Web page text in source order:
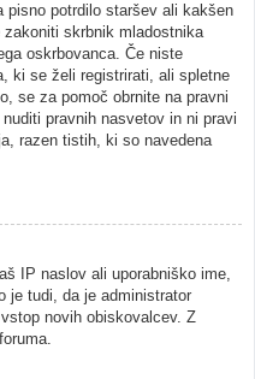
pisno potrdilo staršev ali kakšen
skrbnik mladostnika
oskrbovanca. Če niste
ki se želi registrirati, ali spletne
se za pomoč obrnite na pravni
pravnih nasvetov in ni pravi
razen tistih, ki so navedena
IP naslov ali uporabniško ime,
je tudi, da je administrator
novih obiskovalcev. Z